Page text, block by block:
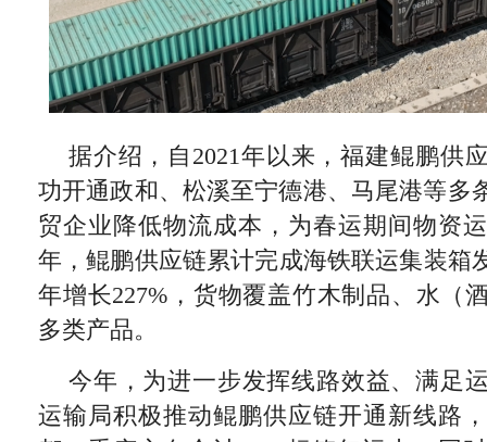
据介绍，自2021年以来，福建鲲鹏供
功开通政和、松溪至宁德港、马尾港等多
贸企业降低物流成本，为春运期间物资
年，鲲鹏供应链累计完成海铁联运集装箱
年增长227%，货物覆盖竹木制品、水（
多类产品。
今年，为进一步发挥线路效益、满足
运输局积极推动鲲鹏供应链开通新线路